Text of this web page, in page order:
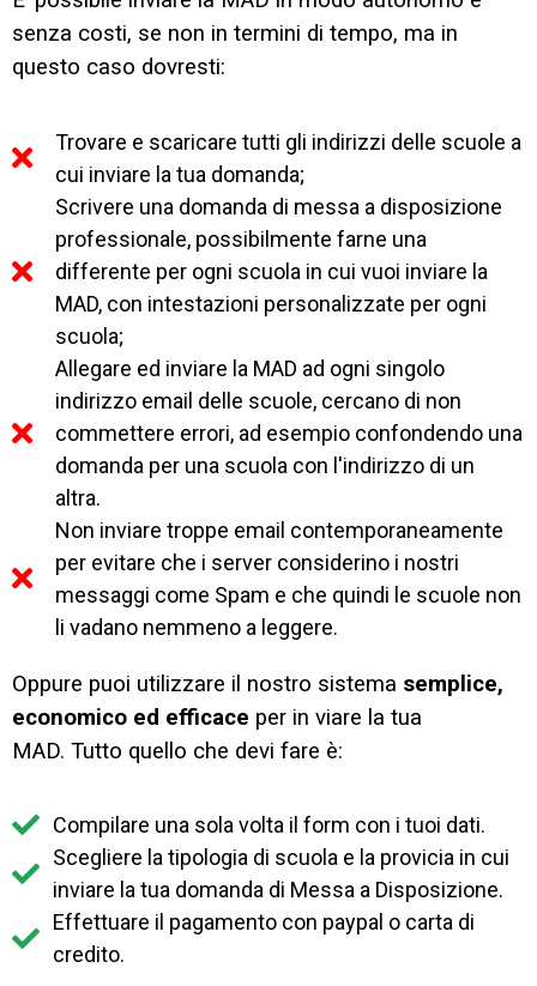
senza costi, se non in termini di tempo, ma in
questo caso dovresti:
Trovare e scaricare tutti gli indirizzi delle scuole a
cui inviare la tua domanda;
Scrivere una domanda di messa a disposizione
professionale, possibilmente farne una
differente per ogni scuola in cui vuoi inviare la
MAD, con intestazioni personalizzate per ogni
scuola;
Allegare ed inviare la MAD ad ogni singolo
indirizzo email delle scuole, cercano di non
commettere errori, ad esempio confondendo una
domanda per una scuola con l'indirizzo di un
altra.
Non inviare troppe email contemporaneamente
per evitare che i server considerino i nostri
messaggi come Spam e che quindi le scuole non
li vadano nemmeno a leggere.
Oppure puoi utilizzare il nostro sistema semplice,
economico ed efficace per in viare la tua
MAD. Tutto quello che devi fare è:
Compilare una sola volta il form con i tuoi dati.
Scegliere la tipologia di scuola e la provicia in cui
inviare la tua domanda di Messa a Disposizione.
Effettuare il pagamento con paypal o carta di
credito.